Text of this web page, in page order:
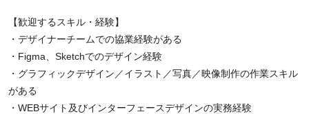
【歓迎するスキル・経験】
・デザイナーチームでの協業経験がある
・Figma、Sketchでのデザイン経験
・グラフィックデザイン／イラスト／写真／映像制作の作業スキル
がある
・WEBサイト及びインターフェースデザインの実務経験